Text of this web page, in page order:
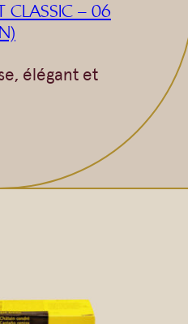
CLASSIC – 06
élégant et